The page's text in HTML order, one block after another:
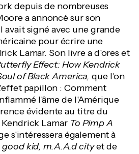
depuis de nombreuses
a annoncé sur son
signé avec une grande
pour écrire une
Lamar. Son livre a d'ores et
Effect: How Kendrick
of Black America, que l'on
papillon : Comment
l'âme de l'Amérique
évidente au titre du
Lamar To Pimp A
s'intéressera également à
good kid, m.A.A.d cityet de